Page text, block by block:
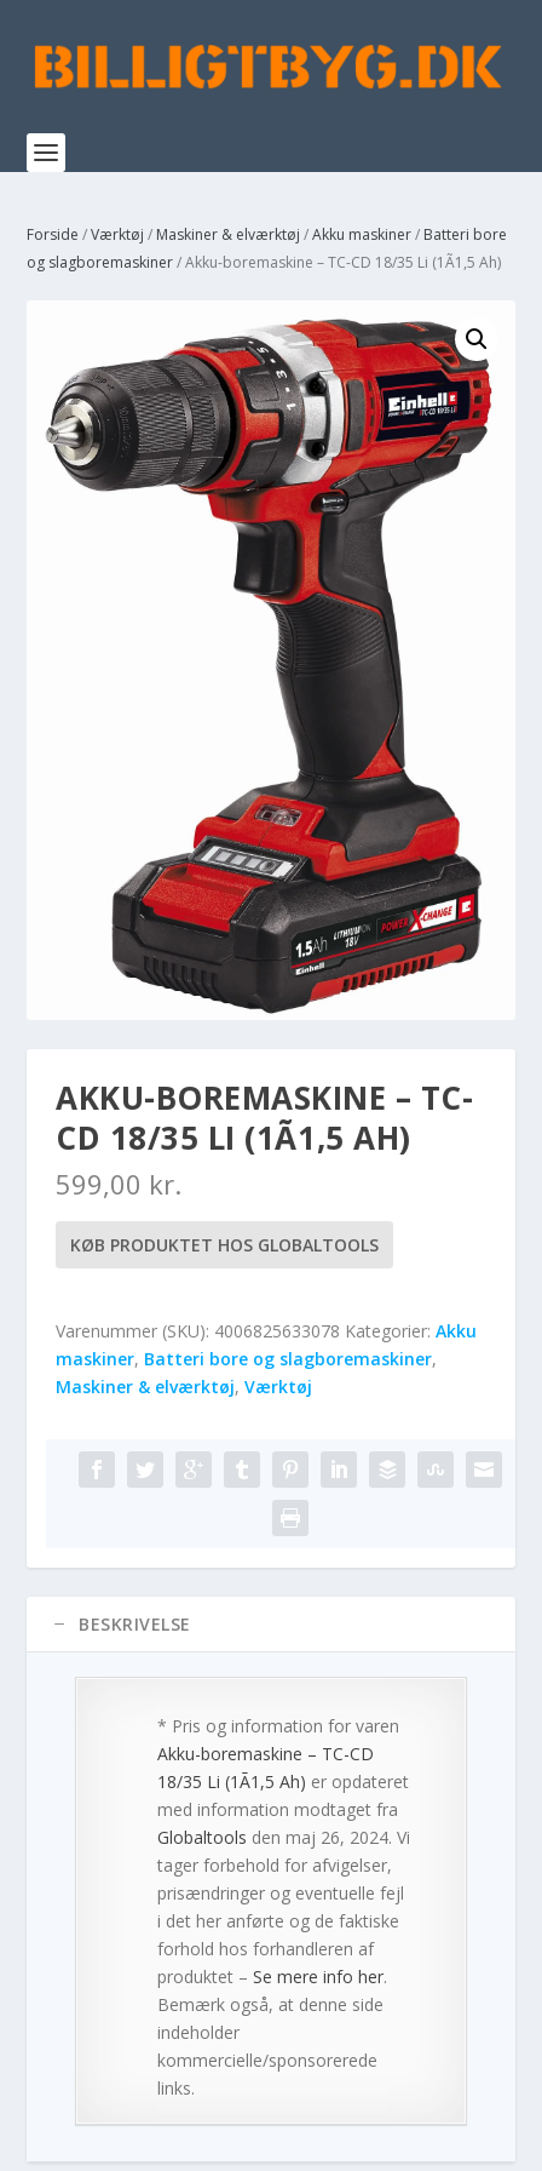
Forside /Værktøj / Maskiner & elværktøj /Akku maskiner/ Batteri bore
og slagboremaskiner/ Akku-boremaskine – TC-CD 18/35 Li (1Ã1,5 Ah)
AKKU-BOREMASKINE – TC-
CD 18/35 LI (1Ã1,5 AH)
599,00 kr.
KØB PRODUKTET HOS GLOBALTOOLS
Varenummer (SKU): 4006825633078 Kategorier:Akku
maskiner, Batteri bore og slagboremaskiner,
Maskiner & elværktøj,Værktøj
BESKRIVELSE
* Pris og information for varen
Akku-boremaskine – TC-CD
18/35 Li (1Ã1,5 Ah) er opdateret
med information modtaget fra
Globaltools den maj 26, 2024. Vi
tager forbehold for afvigelser,
prisændringer og eventuelle fejl
i det her anførte og de faktiske
forhold hos forhandleren af
produktet –Se mere info her.
Bemærk også, at denne side
indeholder
kommercielle/sponsorerede
links.